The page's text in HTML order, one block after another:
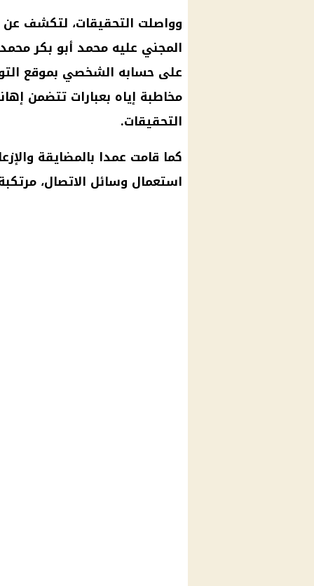
وواصلت التحقيقات، لتكشف عن
المجني عليه محمد أبو بكر
على حسابه الشخصي بموقع
مخاطبة إياه بعبارات تتضمن
التحقيقات.
كما قامت عمدا بالمضايقة
استعمال وسائل الاتصال،